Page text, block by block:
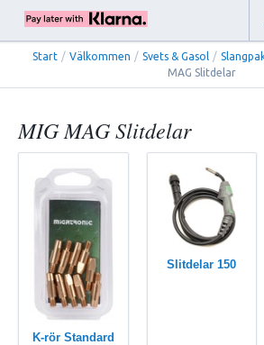
Start / Välkommen / Svets & Gasol /
MAG Slitdelar
MIG MAG Slitdelar
K-rör Standard
Slitdelar 150